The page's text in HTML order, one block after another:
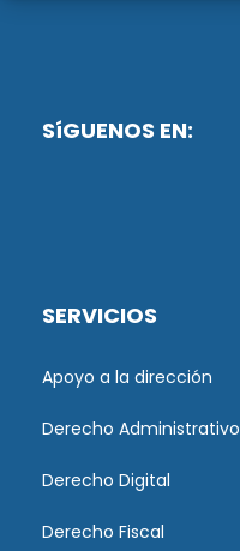
SíGUENOS EN:
SERVICIOS
Apoyo a la dirección
Derecho Administrativo
Derecho Digital
Derecho Fiscal